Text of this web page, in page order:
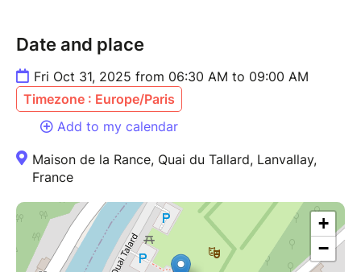
Date and place
Fri Oct 31, 2025 from 06:30 AM to 09:00 AM
Timezone : Europe/Paris
Add to my calendar
Maison de la Rance, Quai du Tallard, Lanvallay,
France
+
−